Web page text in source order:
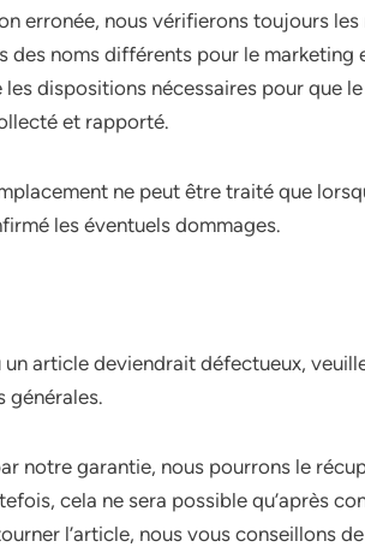
erronée, nous vérifierons toujours
des noms différents pour le marketing
dispositions nécessaires pour que
et rapporté.
ne peut être traité que
les éventuels dommages.
un article deviendrait défectueux,
générales.
notre garantie, nous pourrons le
cela ne sera possible qu’après
l’article, nous vous conseillons